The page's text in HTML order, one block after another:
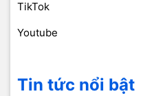
TikTok
Youtube
Tin tức nổi bật